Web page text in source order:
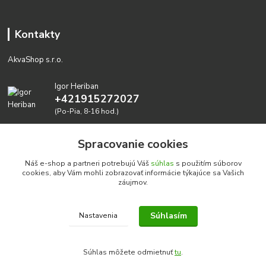
Kontakty
AkvaShop s.r.o.
Igor Heriban
+421915272027
(Po-Pia, 8-16 hod.)
Realizujeme prírodné akvária: AkvaShop s.r.o. • IBAN:
SK3911000000002947087849
Spracovanie cookies
Náš e-shop a partneri potrebujú Váš súhlas s použitím súborov
cookies, aby Vám mohli zobrazovať informácie týkajúce sa Vašich
záujmov.
Nastavenia Súhlasím
Súhlas môžete odmietnuťtu.